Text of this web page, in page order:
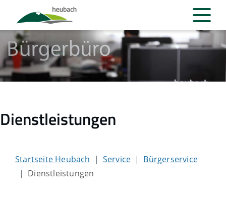
Dienstleistungen
Startseite Heubach Service
Bürgerservice
Dienstleistungen